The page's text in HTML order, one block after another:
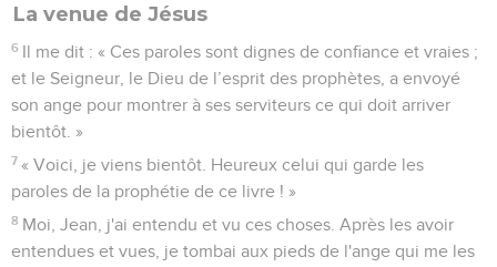
La venue de Jésus
6 Il me dit : « Ces paroles sont dignes de confiance et vraies ;
et le Seigneur, le Dieu de l’esprit des prophètes, a envoyé
son ange pour montrer à ses serviteurs ce qui doit arriver
bientôt. »
7 « Voici, je viens bientôt. Heureux celui qui garde les
paroles de la prophétie de ce livre ! »
8 Moi, Jean, j'ai entendu et vu ces choses. Après les avoir
entendues et vues, je tombai aux pieds de l'ange qui me les